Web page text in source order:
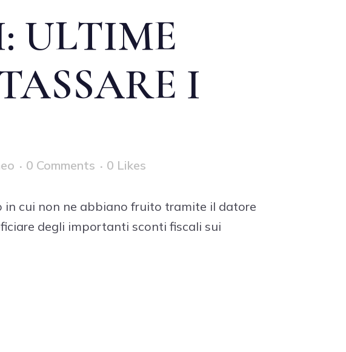
ULTIME
I
0 Comments 0 Likes
cui non ne abbiano fruito tramite il datore
degli importanti sconti fiscali sui